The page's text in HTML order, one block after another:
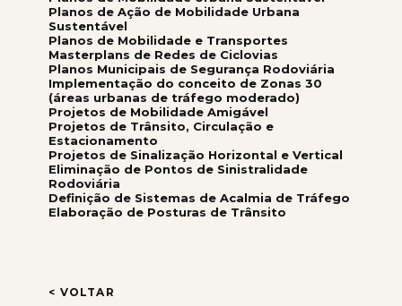
Planos de Ação de Mobilidade Urbana
Sustentável
Planos de Mobilidade e Transportes
Masterplans de Redes de Ciclovias
Planos Municipais de Segurança Rodoviária
Implementação do conceito de Zonas 30
(áreas urbanas de tráfego moderado)
Projetos de Mobilidade Amigável
Projetos de Trânsito, Circulação e
Estacionamento
Projetos de Sinalização Horizontal e Vertical
Eliminação de Pontos de Sinistralidade
Rodoviária
Definição de Sistemas de Acalmia de Tráfego
Elaboração de Posturas de Trânsito
< VOLTAR